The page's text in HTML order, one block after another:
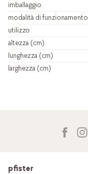
imballaggio
modalità di funzionamento
utilizzo
altezza (cm)
lunghezza (cm)
larghezza (cm)
pfister